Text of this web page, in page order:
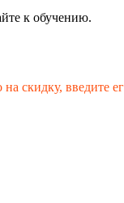
к обучению.
на скидку, введите